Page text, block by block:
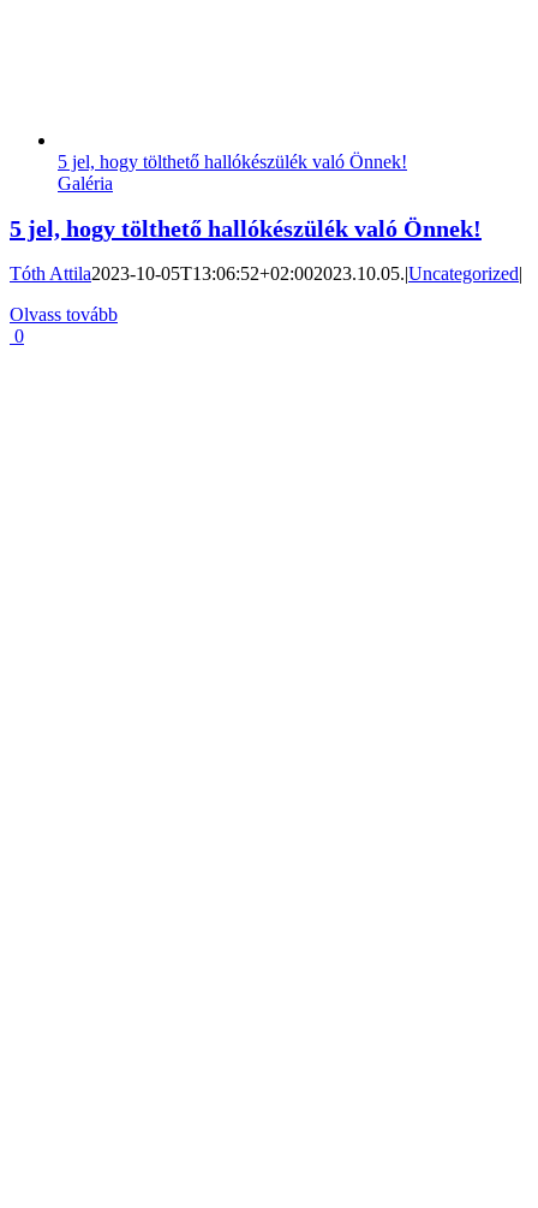
5 jel, hogy tölthető hallókészülék való Önnek!
Galéria
5 jel, hogy tölthető hallókészülék való Önnek!
Tóth Attila2023-10-05T13:06:52+02:002023.10.05.|Uncategorized|
Olvass tovább
0